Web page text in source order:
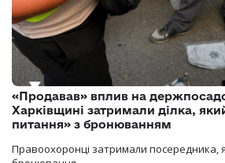
«Продавав» вплив на
Харківщині затримали ділка,
питання» з бронюванням
Правоохоронці затримали посередника,